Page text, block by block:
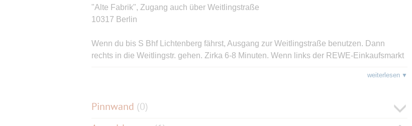
"Alte Fabrik", Zugang auch über Weitlingstraße
10317 Berlin
Wenn du bis S Bhf Lichtenberg fährst, Ausgang zur Weitlingstraße benutzen. Dann
rechts in die Weitlingstr. gehen. Zirka 6-8 Minuten. Wenn links der REWE-Einkaufsmarkt
EG und der Aufschrift " Billardsalon". Im Tordurchgang zur Wönnichstr. ist der Zugang
Fahrstuhl benutzen!
weiterlesen
Pinnwand (0)